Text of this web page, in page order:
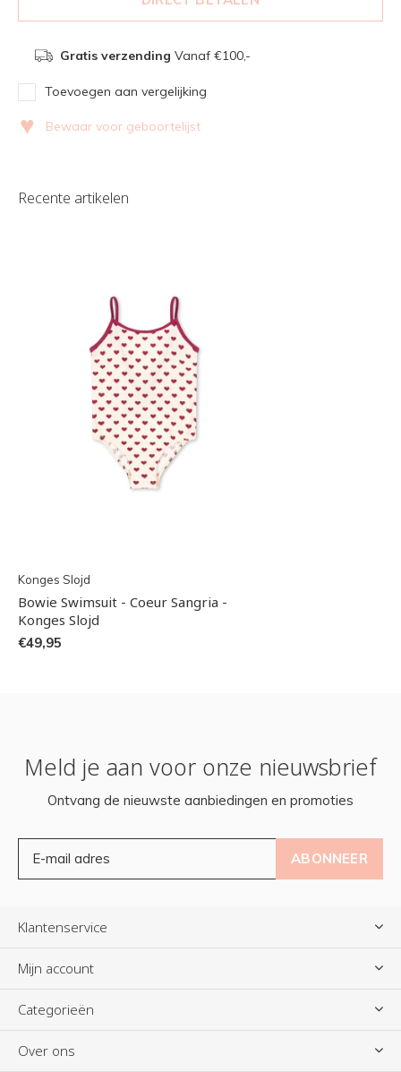
Gratis verzending Vanaf €100,-
Toevoegen aan vergelijking
♥ Bewaar voor geboortelijst
Recente artikelen
Konges Slojd
Bowie Swimsuit - Coeur Sangria -
Konges Slojd
€49,95
Meld je aan voor onze nieuwsbrief
Ontvang de nieuwste aanbiedingen en promoties
ABONNEER
Klantenservice
Mijn account
Categorieën
Over ons